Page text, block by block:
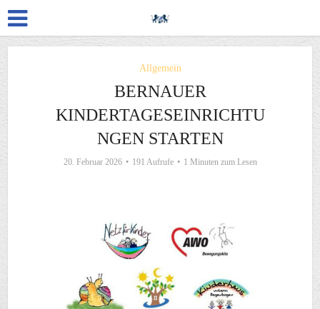
Allgemein
BERNAUER
KINDERTAGESEINRICHTU
NGEN STARTEN
20. Februar 2026 191 Aufrufe 1 Minuten zum Lesen